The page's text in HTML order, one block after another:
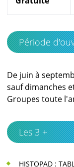
Période
De juin à
sauf dimanches
Groupes toute
Les 3 +
HISTOPAD :